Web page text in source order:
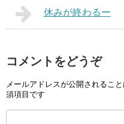
休みが終わるー
コメントをどうぞ
メールアドレスが公開されること
須項目です